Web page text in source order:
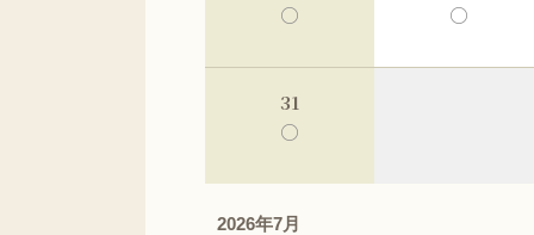
○ ○
31
○
2026年7月